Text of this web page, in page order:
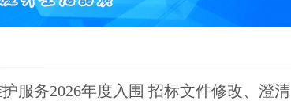
服务2026年度入围 招标文件修改、澄清